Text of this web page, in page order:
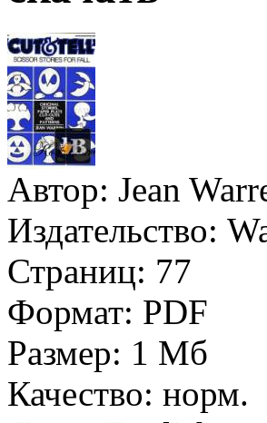
Автор: Jean
Издательство:
Страниц: 77
Формат: PDF
Размер: 1 Мб
Качество: норм.